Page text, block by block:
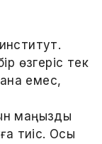
өзгеріс тек
емес,
маңызды
тиіс. Осы